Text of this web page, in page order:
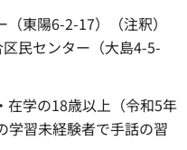
東陽6-2-17）（注釈）
民センター（大島4-5-
在学の18歳以上（令和5年
学習未経験者で手話の習